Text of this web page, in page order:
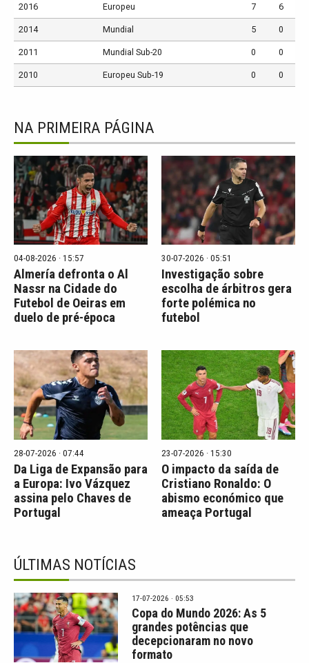
2016 Europeu 7 6
2014 Mundial 5 0
2011 Mundial Sub-20 0 0
2010 Europeu Sub-19 0 0
NA PRIMEIRA PÁGINA
04-08-2026 · 15:57
Almería defronta o Al
Nassr na Cidade do
Futebol de Oeiras em
duelo de pré-época
30-07-2026 · 05:51
Investigação sobre
escolha de árbitros gera
forte polémica no
futebol
28-07-2026 · 07:44
Da Liga de Expansão para
a Europa: Ivo Vázquez
assina pelo Chaves de
Portugal
23-07-2026 · 15:30
O impacto da saída de
Cristiano Ronaldo: O
abismo económico que
ameaça Portugal
ÚLTIMAS NOTÍCIAS
17-07-2026 · 05:53
Copa do Mundo 2026: As 5
grandes potências que
decepcionaram no novo
formato